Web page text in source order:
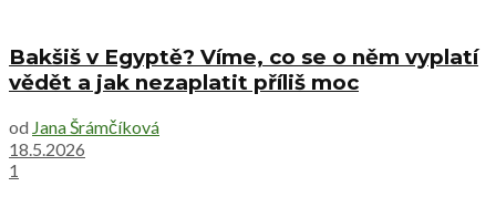
Bakšiš v Egyptě? Víme, co se o něm vyplatí
vědět a jak nezaplatit příliš moc
od Jana Šrámčíková
18.5.2026
1